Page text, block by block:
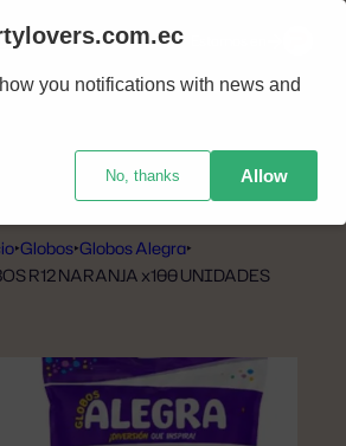
‣Globos‣Globos Alegra‣
R12 NARANJA x100 UNIDADES
you notifications with news and
No, thanks Allow